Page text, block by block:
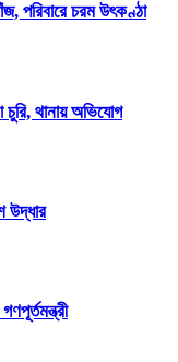
পরিবারে চরম উৎকণ্ঠা
চুরি, থানায় অভিযোগ
উদ্ধার